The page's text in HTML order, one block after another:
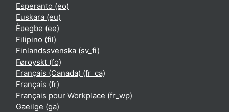
Esperanto ‎(eo)‎
Euskara ‎(eu)‎
Èʋegbe ‎(ee)‎
Filipino ‎(fil)‎
Finlandssvenska ‎(sv_fi)‎
Føroyskt ‎(fo)‎
Français (Canada) ‎(fr_ca)‎
Français ‎(fr)‎
Français pour Workplace ‎(fr_wp)‎
Gaeilge ‎(ga)‎